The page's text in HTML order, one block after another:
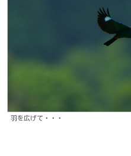
羽を広げて・・・